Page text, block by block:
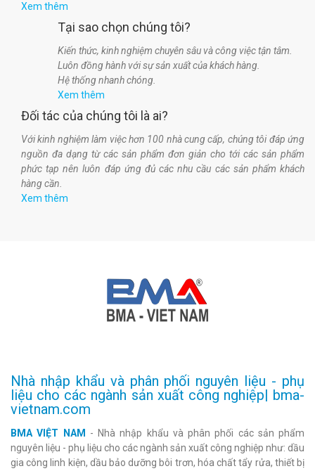
Xem thêm
Tại sao chọn chúng tôi?
Kiến thức, kinh nghiệm chuyên sâu và công việc tận tâm.
Luôn đồng hành với sự sản xuất của khách hàng.
Hệ thống nhanh chóng.
Xem thêm
Đối tác của chúng tôi là ai?
Với kinh nghiệm làm việc hơn 100 nhà cung cấp, chúng tôi đáp ứng
nguồn đa dạng từ các sản phẩm đơn giản cho tới các sản phẩm
phức tạp nên luôn đáp ứng đủ các nhu cầu các sản phẩm khách
hàng cần.
Xem thêm
Nhà nhập khẩu và phân phối nguyên liệu - phụ
liệu cho các ngành sản xuất công nghiệp| bma-
vietnam.com
BMA VIỆT NAM
- Nhà nhập khẩu và phân phối các sản phẩm
nguyên liệu - phụ liệu cho các ngành sản xuất công nghiệp như: dầu
gia công linh kiện, dầu bảo dưỡng bôi trơn, hóa chất tẩy rửa, thiết bị